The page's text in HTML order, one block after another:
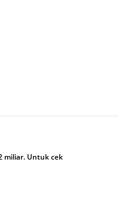
miliar. Untuk cek